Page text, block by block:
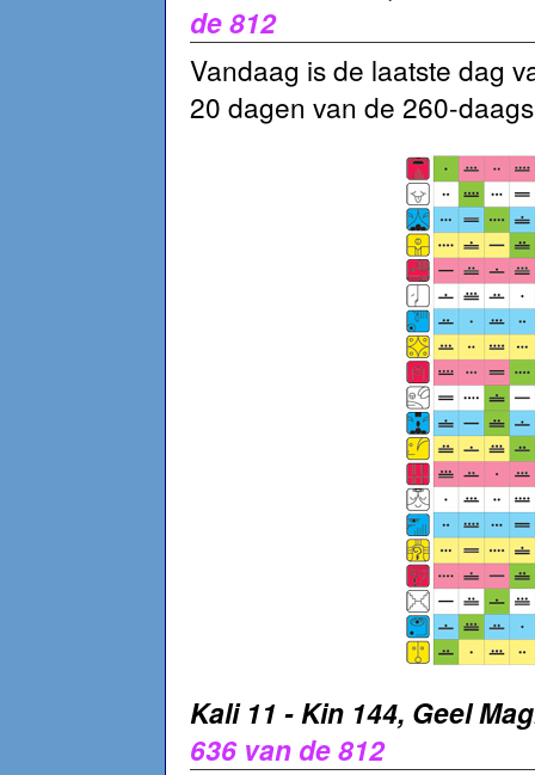
de 812
Vandaag is de laatste dag
20 dagen van de 260-
Kali 11 - Kin 144, Geel
636 van de 812